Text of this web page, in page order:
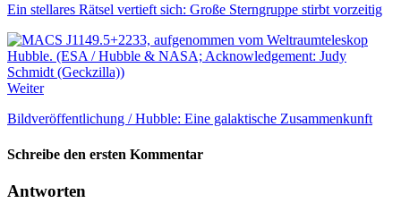
Ein stellares Rätsel vertieft sich: Große Sterngruppe stirbt vorzeitig
Weiter
Bildveröffentlichung / Hubble: Eine galaktische Zusammenkunft
Schreibe den ersten Kommentar
Antworten